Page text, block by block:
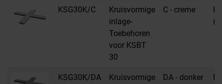
KSG30K/C
Kruisvormige
inlage-
Toebehoren
voor KSBT
30
C - creme
KSG30K/DA
Kruisvormige
DA - donker